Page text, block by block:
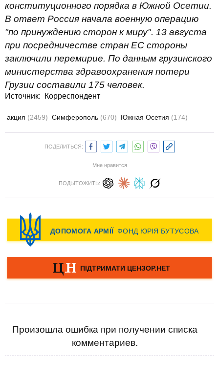
конституционного порядка в Южной Осетии.
В ответ Россия начала военную операцию
"по принуждению сторон к миру". 13 августа
при посредничестве стран ЕС стороны
заключили перемирие. По данным грузинского
министерства здравоохранения потери
Грузии составили 175 человек.
Источник: Корреспондент
акция (2459) Симферополь (670) Южная Осетия (174)
ПОДЕЛИТЬСЯ:
Мне нравится
ПОДЫТОЖИТЬ:
Произошла ошибка при получении списка
комментариев.